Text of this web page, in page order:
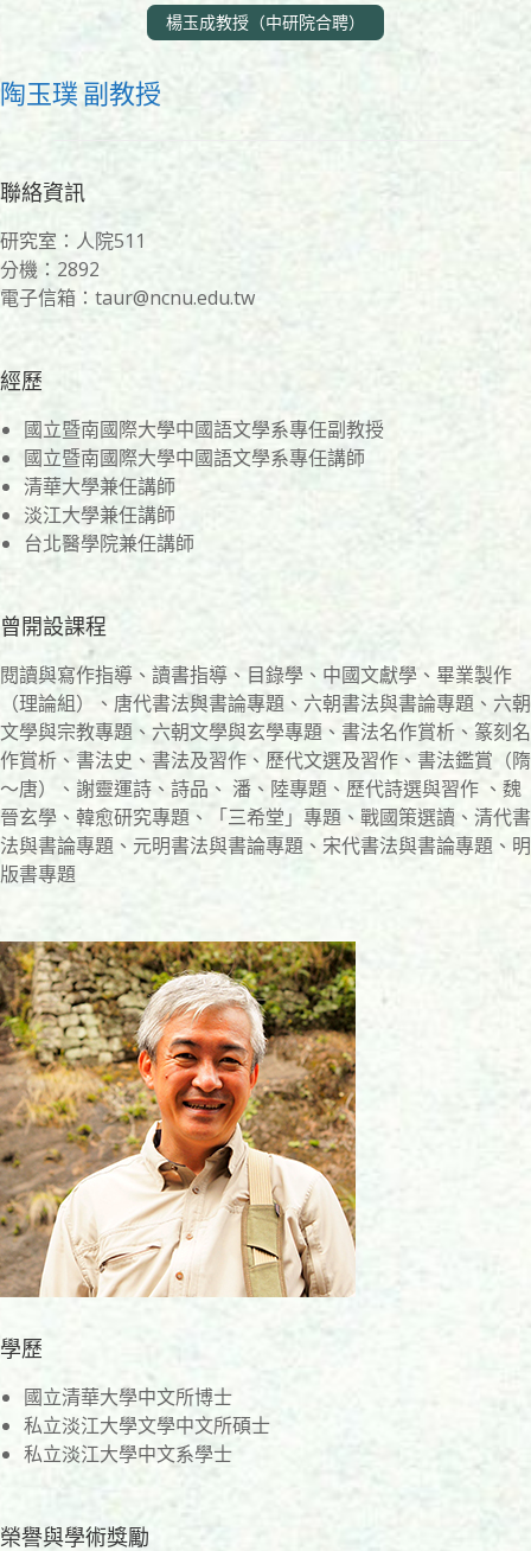
楊玉成教授（中研院合聘）
陶玉璞 副教授
聯絡資訊
研究室：人院511
分機：2892
電子信箱：taur@ncnu.edu.tw
經歷
國立暨南國際大學中國語文學系專任副教授
國立暨南國際大學中國語文學系專任講師
清華大學兼任講師
淡江大學兼任講師
台北醫學院兼任講師
曾開設課程
閱讀與寫作指導、讀書指導、目錄學、中國文獻學、畢業製作
（理論組）、唐代書法與書論專題、六朝書法與書論專題、六朝
文學與宗教專題、六朝文學與玄學專題、書法名作賞析、篆刻名
作賞析、書法史、書法及習作、歷代文選及習作、書法鑑賞（隋
～唐）、謝靈運詩、詩品、 潘、陸專題、歷代詩選與習作 、魏
晉玄學、韓愈研究專題、「三希堂」專題、戰國策選讀、清代書
法與書論專題、元明書法與書論專題、宋代書法與書論專題、明
版書專題
學歷
國立清華大學中文所博士
私立淡江大學文學中文所碩士
私立淡江大學中文系學士
榮譽與學術獎勵